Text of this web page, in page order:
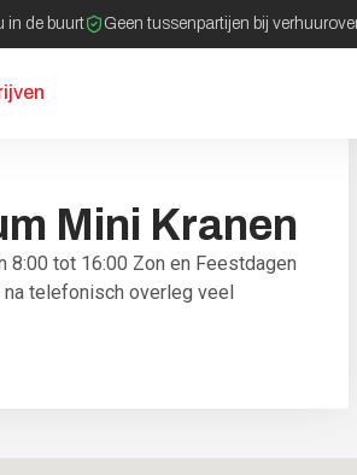
in de buurt Geen tussenpartijen bij
Mini Kranen
8:00 tot 16:00 Zon en Feestdagen
telefonisch overleg veel